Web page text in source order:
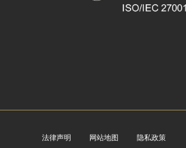
隐私政策
网站地图
法律声明